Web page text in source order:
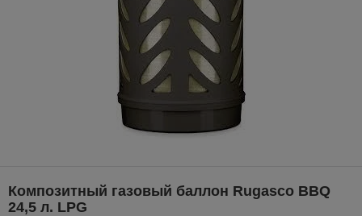
Композитный газовый баллон Rugasco BBQ
24,5 л. LPG